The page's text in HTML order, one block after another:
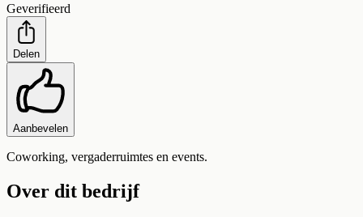
Geverifieerd
Delen
Aanbevelen
Coworking, vergaderruimtes en events.
Over dit bedrijf